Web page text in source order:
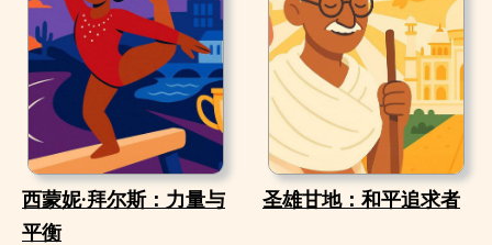
西蒙妮·拜尔斯：力量与
平衡
圣雄甘地：和平追求者